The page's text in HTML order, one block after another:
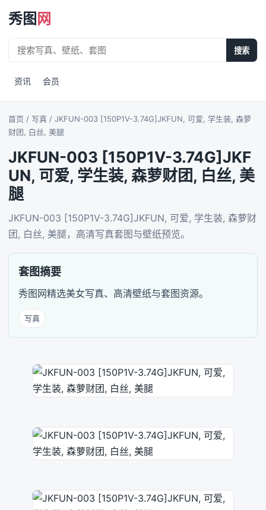
秀图 网
搜索
资讯 会员
首页 / 写真 / JKFUN-003 [150P1V-3.74G]JKFUN, 可爱, 学生装, 森萝
财团, 白丝, 美腿
JKFUN-003 [150P1V-3.74G]JKF
UN, 可爱, 学生装, 森萝财团, 白丝, 美
腿
JKFUN-003 [150P1V-3.74G]JKFUN, 可爱, 学生装, 森萝财
团, 白丝, 美腿，高清写真套图与壁纸预览。
套图摘要
秀图网精选美女写真、高清壁纸与套图资源。
写真